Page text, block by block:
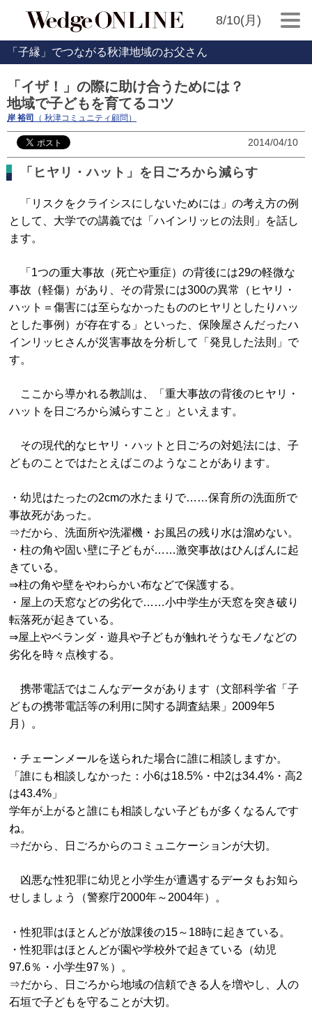
8/10(月)
「子縁」でつながる秋津地域のお父さん
「イザ！」の際に助け合うためには？
地域で子どもを育てるコツ
岸 裕司 （ 秋津コミュニティ顧問）
2014/04/10
「ヒヤリ・ハット」を日ごろから減らす
「リスクをクライシスにしないためには」の考え方の例
として、大学での講義では「ハインリッヒの法則」を話し
ます。
「1つの重大事故（死亡や重症）の背後には29の軽微な
事故（軽傷）があり、その背景には300の異常（ヒヤリ・
ハット＝傷害には至らなかったもののヒヤリとしたりハッ
とした事例）が存在する」といった、保険屋さんだったハ
インリッヒさんが災害事故を分析して「発見した法則」で
す。
ここから導かれる教訓は、「重大事故の背後のヒヤリ・
ハットを日ごろから減らすこと」といえます。
その現代的なヒヤリ・ハットと日ごろの対処法には、子
どものことではたとえばこのようなことがあります。
・幼児はたったの2cmの水たまりで……保育所の洗面所で
事故死があった。
⇒だから、洗面所や洗濯機・お風呂の残り水は溜めない。
・柱の角や固い壁に子どもが……激突事故はひんぱんに起
きている。
⇒柱の角や壁をやわらかい布などで保護する。
・屋上の天窓などの劣化で……小中学生が天窓を突き破り
転落死が起きている。
⇒屋上やベランダ・遊具や子どもが触れそうなモノなどの
劣化を時々点検する。
携帯電話ではこんなデータがあります（文部科学省「子
どもの携帯電話等の利用に関する調査結果」2009年5
月）。
・チェーンメールを送られた場合に誰に相談しますか。
「誰にも相談しなかった：小6は18.5%・中2は34.4%・高2
は43.4%」
学年が上がると誰にも相談しない子どもが多くなるんです
ね。
⇒だから、日ごろからのコミュニケーションが大切。
凶悪な性犯罪に幼児と小学生が遭遇するデータもお知ら
せしましょう（警察庁2000年～2004年）。
・性犯罪はほとんどが放課後の15～18時に起きている。
・性犯罪はほとんどが園や学校外で起きている（幼児
97.6％・小学生97％）。
⇒だから、日ごろから地域の信頼できる人を増やし、人の
石垣で子どもを守ることが大切。